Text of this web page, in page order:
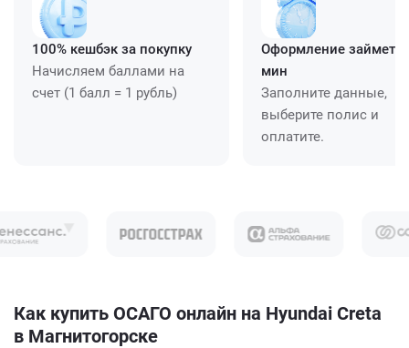
100% кешбэк за покупку
Начисляем баллами на
счет (1 балл = 1 рубль)
Оформление займет
мин
Заполните данные,
выберите полис и
оплатите.
Как купить ОСАГО онлайн на Hyundai Creta
в Магнитогорске